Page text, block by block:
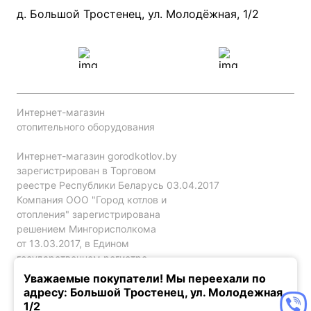
Проект систем отопления
д. Большой Тростенец, ул. Молодёжная, 1/2
Интернет-магазин
отопительного оборудования
Интернет-магазин gorodkotlov.by
зарегистрирован в Торговом
реестре Республики Беларусь 03.04.2017
Компания ООО "Город котлов и
отопления" зарегистрирована
решением Мингорисполкома
от 13.03.2017, в Едином
государственном регистре
юр. лиц и индивидуальных
предпринимателей за №192786120.
Уважаемые покупатели! Мы переехали по
адресу: Большой Тростенец, ул. Молодежная,
1/2